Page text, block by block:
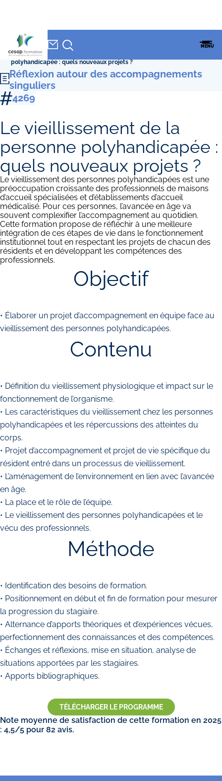
FORMATION
MENU
Accueil»
accompagnements singuliers
polyhandicapée : quels nouveaux projets ?
Réflexion autour des accompagnements
singuliers
4269
Le vieillissement de la
personne polyhandicapée :
quels nouveaux projets ?
Le vieillissement des personnes polyhandicapées est une
préoccupation croissante des professionnels de maisons
d’accueil spécialisées et d’établissements d’accueil
médicalisé. Pour ces personnes, l’avancée en âge va
souvent complexifier l’accompagnement au quotidien.
Cette formation propose de réfléchir à une meilleure
intégration de ces étapes de vie dans le fonctionnement
institutionnel tout en respectant les projets de chacun des
résidents et en développant les compétences des
professionnels.
Objectif
• Élaborer un projet d’accompagnement en équipe face au
vieillissement des personnes polyhandicapées.
Contenu
• Définition du vieillissement physiologique et impact sur le
fonctionnement de l’organisme.
• Les caractéristiques du vieillissement chez les personnes
polyhandicapées et les répercussions des atteintes du
corps.
• Projet d’accompagnement et projet de vie spécifique du
résident entré dans un processus de vieillissement.
• L’aménagement de l’environnement en lien avec l’avancée
en âge.
• La place et le rôle de l’équipe.
• Le vieillissement des personnes polyhandicapées et le
vécu des professionnels.
Méthode
• Identification des besoins de formation.
• Positionnement en début et fin de formation pour mesurer
la progression du stagiaire.
• Alternance d’apports théoriques et d’expériences vécues,
perfectionnement des connaissances et des compétences.
• Échanges et réflexions, mise en situation, analyse de
situations apportées par les stagiaires.
• Apports bibliographiques.
TÉLÉCHARGER LE PROGRAMME
Note moyenne de satisfaction de cette formation en 2025
: 4,5/5 pour 82 avis.